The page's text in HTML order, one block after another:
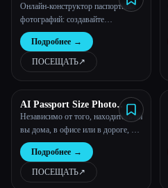
Онлайн-конструктор паспортных
фотографий: создавайте
профессиональные паспортные
фотографии за считанные секунды
с помощью искусственного
интеллекта
Подробнее →
ПОСЕЩАТЬ↗︎
AI Passport Size Photo
Maker Free Online |
Supawork AI (No sign-up)
Независимо от того, находитесь ли
вы дома, в офисе или в дороге, без
труда создавайте
профессиональные фотографии
паспорта, визы и удостоверения
личности с улучшенным
Подробнее →
ПОСЕЩАТЬ↗︎